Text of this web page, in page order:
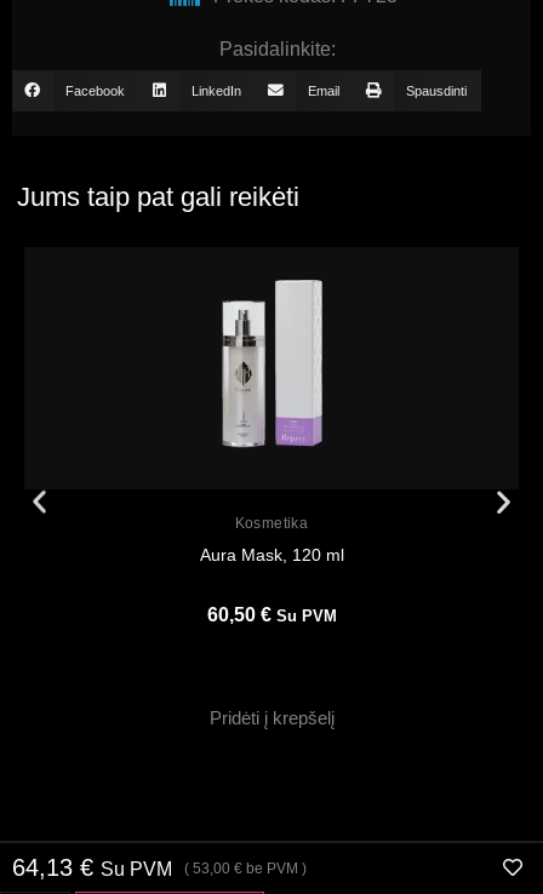
Pasidalinkite:
Facebook LinkedIn Email Spausdinti
Jums taip pat gali reikėti
Kosmetika
Aura Mask, 120 ml
60,50 € Su PVM
Pridėti į krepšelį
64,13 € Su PVM ( 53,00 € be PVM )